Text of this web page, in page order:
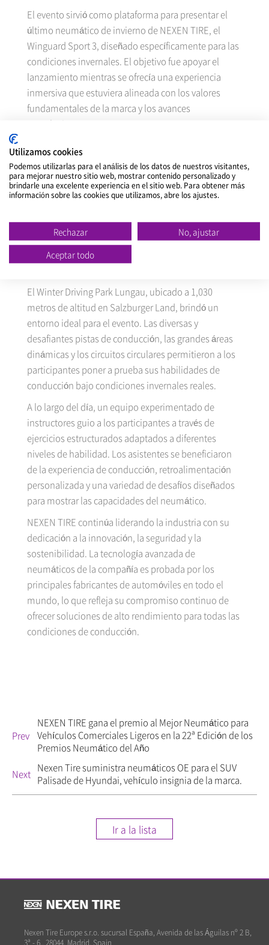
El evento sirvió como plataforma para presentar el
último neumático de invierno de NEXEN TIRE, el
Winguard Sport 3, diseñado específicamente para las
condiciones invernales. El objetivo fue apoyar el
lanzamiento mientras se ofrecía una experiencia
inmersiva que estuviera alineada con los valores
fundamentales de la marca y los avances
tecnológicos.
Los asistentes participaron en una presentación
detallada del Winguard Sport 3, que destacó sus
características avanzadas enfocadas en mejorar la
seguridad, tracción y el rendimiento general de
también incluyó la experiencia de conducción
invernal "Test & Fun", ofreciendo una oportunidad
práctica para explorar las capacidades de las últimas
El Winter Driving Park Lungau, ubicado a 1,030
metros de altitud en Salzburger Land, brindó un
entorno ideal para el evento. Las diversas y
desafiantes pistas de conducción, las grandes áreas
dinámicas y los circuitos circulares permitieron a los
participantes poner a prueba sus habilidades de
conducción bajo condiciones invernales reales.
A lo largo del día, un equipo experimentado de
instructores guio a los participantes a través de
ejercicios estructurados adaptados a diferentes
niveles de habilidad. Los asistentes se beneficiaron
de la experiencia de conducción, retroalimentación
personalizada y una variedad de desafíos diseñados
para mostrar las capacidades del neumático.
NEXEN TIRE continúa liderando la industria con su
dedicación a la innovación, la seguridad y la
sostenibilidad. La tecnología avanzada de
neumáticos de la compañía es probada por los
principales fabricantes de automóviles en todo el
mundo, lo que refleja su compromiso continuo de
ofrecer soluciones de alto rendimiento para todas las
condiciones de conducción.
Prev
NEXEN TIRE gana el premio al Mejor Neumático para
Vehículos Comerciales Ligeros en la 22ª Edición de los
Premios Neumático del Año
Next Nexen Tire suministra neumáticos OE para el SUV
Palisade de Hyundai, vehículo insignia de la marca.
Ir a la lista
Nexen Tire Europe s.r.o. sucursal España, Avenida de las Águilas nº 2 B,
Utilizamos cookies
Podemos utilizarlas para el análisis de los datos de nuestros visitantes,
para mejorar nuestro sitio web, mostrar contenido personalizado y
brindarle una excelente experiencia en el sitio web. Para obtener más
información sobre las cookies que utilizamos, abre los ajustes.
Rechazar
No, ajustar
Aceptar todo